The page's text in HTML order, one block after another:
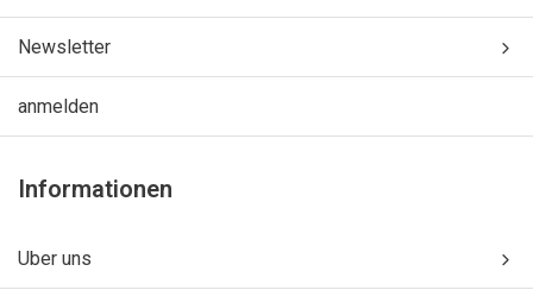
Newsletter
anmelden
Informationen
Uber uns